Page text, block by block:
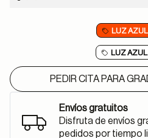
LUZ
LUZ
PEDIR CITA PARA
Envíos gratuitos
Disfruta de envíos
pedidos por tiempo